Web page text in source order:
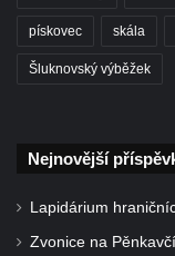
Vilémově
Socha svatého
Socha putti II. na
pískovec skála
Šluknovský výběžek
Nejnovější
Lapidárium
Zvonice na